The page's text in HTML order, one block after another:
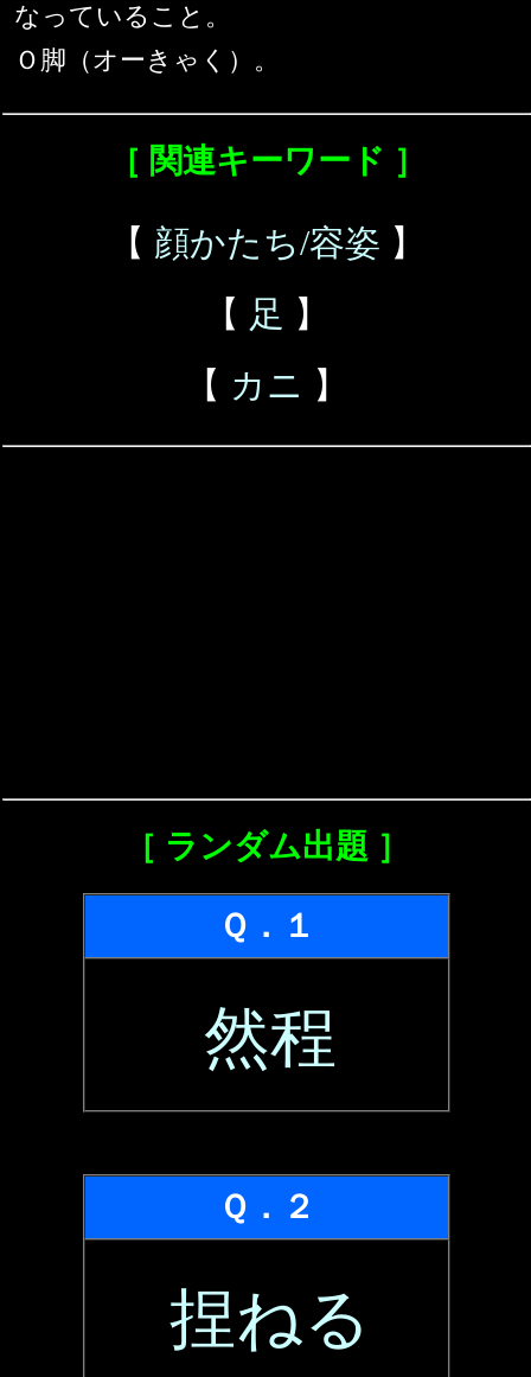
なっていること。
Ｏ脚（オーきゃく）。
［ 関連キーワード ］
【 顔かたち/容姿 】
【 足 】
【 カニ 】
［ ランダム出題 ］
Ｑ．１
然程
Ｑ．２
捏ねる